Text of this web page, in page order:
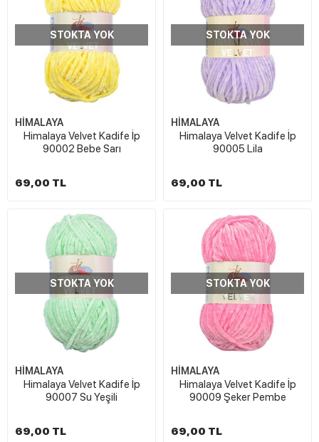
STOKTA YOK
HİMALAYA
Himalaya Velvet Kadife İp
90002 Bebe Sarı
69,00 TL
STOKTA YOK
HİMALAYA
Himalaya Velvet Kadife İp
90005 Lila
69,00 TL
STOKTA YOK
HİMALAYA
Himalaya Velvet Kadife İp
90007 Su Yeşili
69,00 TL
STOKTA YOK
HİMALAYA
Himalaya Velvet Kadife İp
90009 Şeker Pembe
69,00 TL